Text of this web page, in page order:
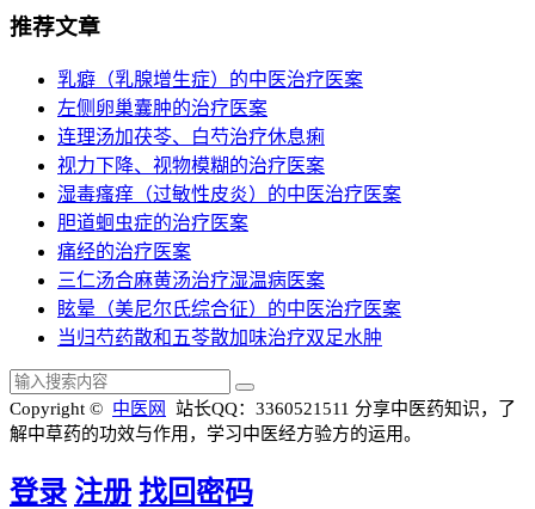
推荐文章
乳癖（乳腺增生症）的中医治疗医案
左侧卵巢囊肿的治疗医案
连理汤加茯苓、白芍治疗休息痢
视力下降、视物模糊的治疗医案
湿毒瘙痒（过敏性皮炎）的中医治疗医案
胆道蛔虫症的治疗医案
痛经的治疗医案
三仁汤合麻黄汤治疗湿温病医案
眩晕（美尼尔氏综合征）的中医治疗医案
当归芍药散和五苓散加味治疗双足水肿
Copyright © 中医网 站长QQ：3360521511 分享中医药知识，了
解中草药的功效与作用，学习中医经方验方的运用。
登录 注册 找回密码